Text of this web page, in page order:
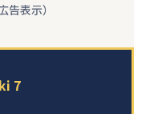
告表示）
7